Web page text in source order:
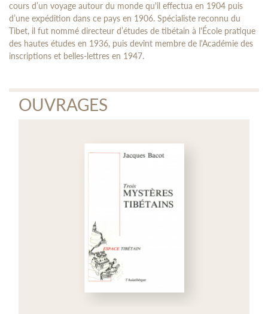
cours d’un voyage autour du monde qu'il effectua en 1904 puis
d’une expédition dans ce pays en 1906. Spécialiste reconnu du
Tibet, il fut nommé directeur d’études de tibétain à l'École pratique
des hautes études en 1936, puis devint membre de l'Académie des
inscriptions et belles-lettres en 1947.
OUVRAGES